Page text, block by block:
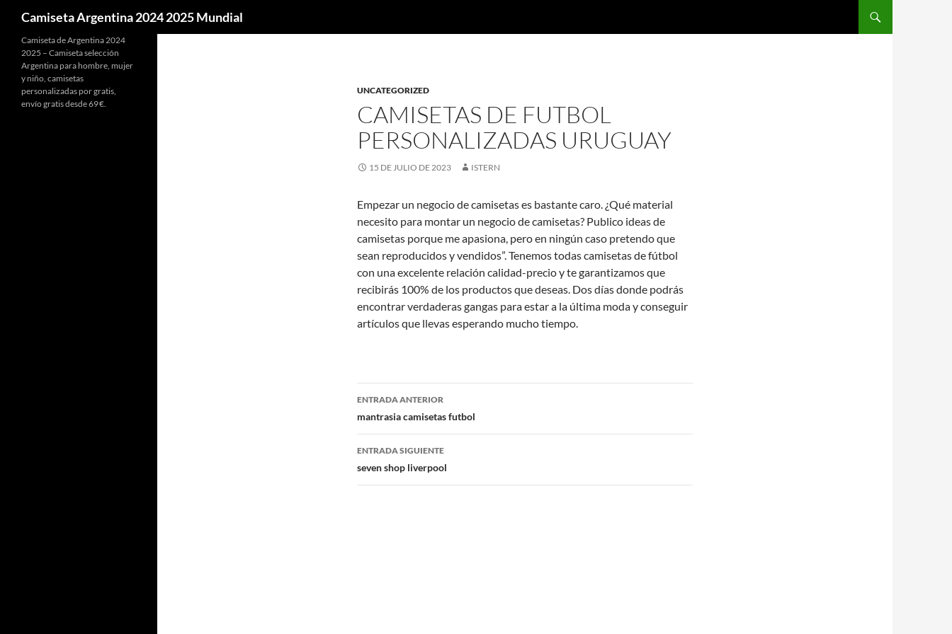
Camiseta Argentina 2024 2025 Mundial
UNCATEGORIZED
CAMISETAS DE FUTBOL
PERSONALIZADAS URUGUAY
15 DE JULIO DE 2023 ISTERN
Empezar un negocio de camisetas es bastante caro. ¿Qué material
necesito para montar un negocio de camisetas? Publico ideas de
camisetas porque me apasiona, pero en ningún caso pretendo que
sean reproducidos y vendidos”. Tenemos todas camisetas de fútbol
con una excelente relación calidad-precio y te garantizamos que
recibirás 100% de los productos que deseas. Dos días donde podrás
encontrar verdaderas gangas para estar a la última moda y conseguir
artículos que llevas esperando mucho tiempo.
Navegación
de
entradas
ENTRADA ANTERIOR
mantrasia camisetas futbol
ENTRADA SIGUIENTE
seven shop liverpool
Camiseta de Argentina 2024
2025 – Camiseta selección
Argentina para hombre, mujer
y niño, camisetas
personalizadas por gratis,
envío gratis desde 69 €.